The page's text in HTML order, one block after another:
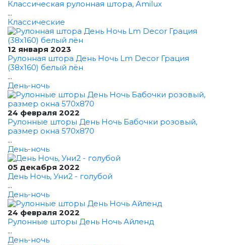
Классическая рулонная штора, Amilux
...
Классические
12 января 2023
Рулонная штора День Ночь Lm Decor Грация
(38x160) белый лён
...
День-ночь
24 февраля 2022
Рулонные шторы День Ночь Бабочки розовый,
размер окна 570x870
...
День-ночь
05 декабря 2022
День Ночь, Уни2 - голубой
...
День-ночь
24 февраля 2022
Рулонные шторы День Ночь Айленд
...
День-ночь